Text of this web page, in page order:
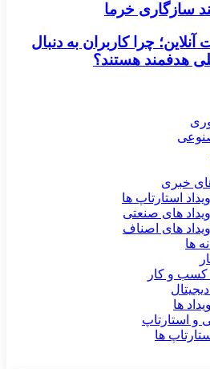
سازگاری خرما
آنلاین؛ چرا کاربران به دنبال
هدفمند هستند؟
خبری
استارتاپ ها
های صنعتی
های اصناف
ها
کسب و کار
ها
و استارتاپ
ها